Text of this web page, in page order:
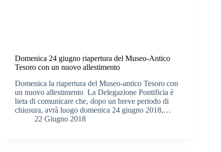
Domenica 24 giugno riapertura del Museo-Antico
Tesoro con un nuovo allestimento
Domenica la riapertura del Museo-antico Tesoro con
un nuovo allestimento La Delegazione Pontificia è
lieta di comunicare che, dopo un breve periodo di
chiusura, avrà luogo domenica 24 giugno 2018,…
22 Giugno 2018